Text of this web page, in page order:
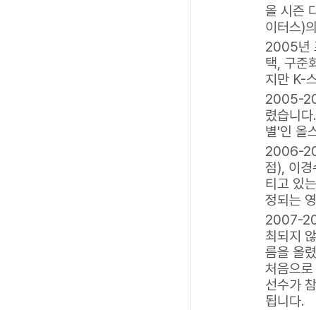
올 시즌
이터스)
2005년
택, 구준
지만 K-
2005-
렸습니
별'인 올
2006-
점), 이
티고 있
정되는
2007-
최되지
름을 올
처음으
선수가
됩니다.